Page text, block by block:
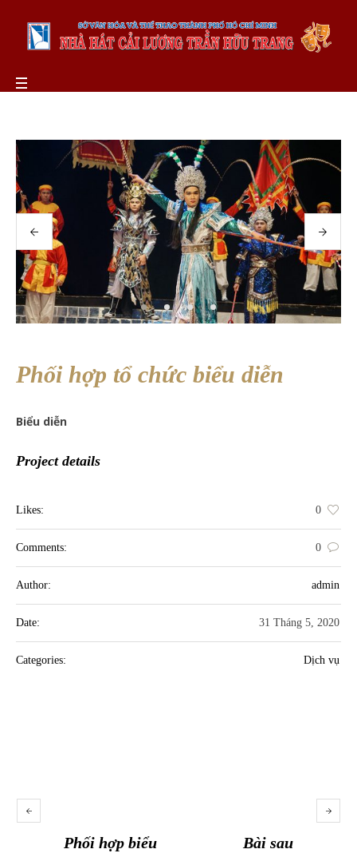
Phối hợp tổ chức biểu diễn
Biểu diễn
Project details
Likes: 0
Comments: 0
Author: admin
Date: 31 Tháng 5, 2020
Categories: Dịch vụ
Phối hợp biểu
Bài sau